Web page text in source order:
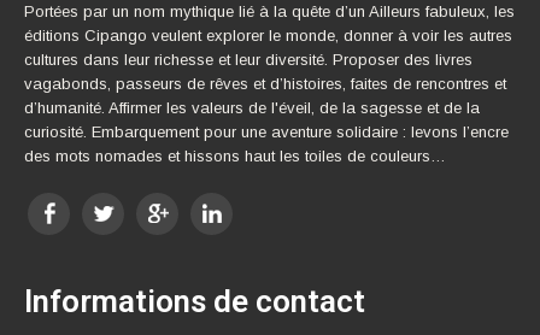
Portées par un nom mythique lié à la quête d’un Ailleurs fabuleux, les
éditions Cipango veulent explorer le monde, donner à voir les autres
cultures dans leur richesse et leur diversité. Proposer des livres
vagabonds, passeurs de rêves et d’histoires, faites de rencontres et
d’humanité. Affirmer les valeurs de l'éveil, de la sagesse et de la
curiosité. Embarquement pour une aventure solidaire : levons l’encre
des mots nomades et hissons haut les toiles de couleurs…
Informations de contact